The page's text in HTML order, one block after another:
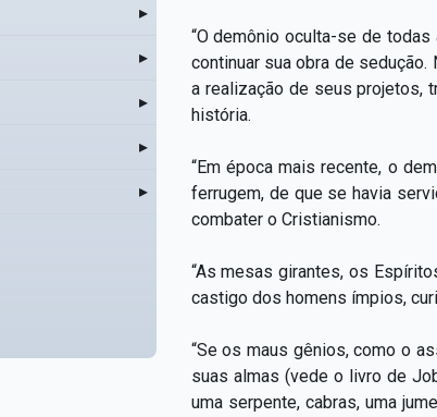
▸
▸
▸
▸
▸
“O demônio oculta-se de
continuar sua obra de
a realização de seus projetos,
história.
“Em época mais recente, o
ferrugem, de que se havia
combater o Cristianismo.
“As mesas girantes, os
castigo dos homens ímpios,
“Se os maus gênios, como o
suas almas (vede o livro de
uma serpente, cabras, uma